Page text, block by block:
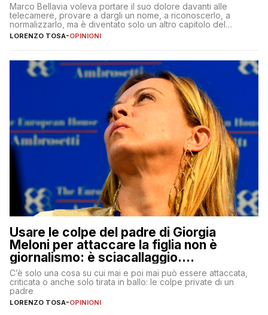
Marco Bellavia voleva portare il suo dolore davanti alle
telecamere, provare a dargli un nome, a riconoscerlo, a
normalizzarlo, ma è diventato solo un altro capitolo del
copione
LORENZO TOSA-OPINIONI
Usare le colpe del padre di Giorgia
Meloni per attaccare la figlia non è
giornalismo: è sciacallaggio.
Dimostriamo di essere diversi
C’è solo una cosa su cui mai e poi mai può essere attaccata,
criticata o anche solo tirata in ballo: le colpe private di un
padre
LORENZO TOSA-OPINIONI